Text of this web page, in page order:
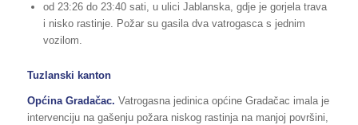
od 23:26 do 23:40 sati, u ulici Jablanska, gdje je gorjela trava
i nisko rastinje. Požar su gasila dva vatrogasca s jednim
vozilom.
Tuzlanski kanton
Općina Gradačac. Vatrogasna jedinica općine Gradačac imala je
intervenciju na gašenju požara niskog rastinja na manjoj površini,